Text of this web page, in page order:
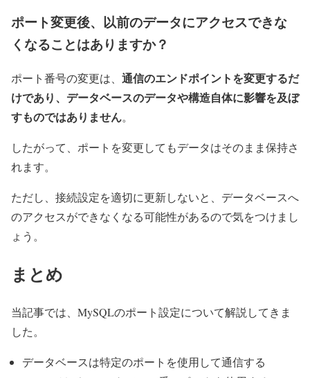
ポート変更後、以前のデータにアクセスできな
くなることはありますか？
ポート番号の変更は、 通信のエンドポイントを変更するだ
けであり、データベースのデータや構造自体に影響を及ぼ
すものではありません。
したがって、ポートを変更してもデータはそのまま保持さ
れます。
ただし、接続設定を適切に更新しないと、データベースへ
のアクセスができなくなる可能性があるので気をつけまし
ょう。
まとめ
当記事では、MySQLのポート設定について解説してきま
した。
データベースは特定のポートを使用して通信する